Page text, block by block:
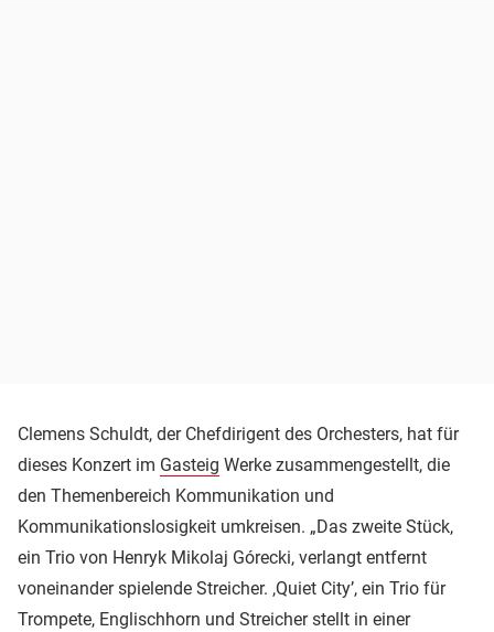
Clemens Schuldt, der Chefdirigent des Orchesters, hat für
dieses Konzert im Gasteig Werke zusammengestellt, die
den Themenbereich Kommunikation und
Kommunikationslosigkeit umkreisen. „Das zweite Stück,
ein Trio von Henryk Mikolaj Górecki, verlangt entfernt
voneinander spielende Streicher. ,Quiet City’, ein Trio für
Trompete, Englischhorn und Streicher stellt in einer